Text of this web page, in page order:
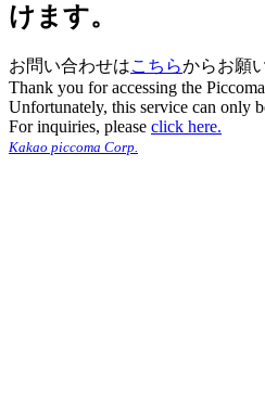
けます。
お問い合わせはこちらからお願
Thank you for accessing the
Unfortunately, this service can only
For inquiries, please click here.
Kakao piccoma Corp.